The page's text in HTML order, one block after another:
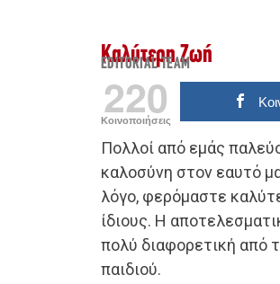
Καλύτερη Ζωή
EDITORIAL TEAM
220
Κοινοποιήσεις
Πολλοί από εμάς
καλοσύνη στον εαυτό
λόγο, φερόμαστε
ίδιους. Η
πολύ διαφορετική από
παιδιού.